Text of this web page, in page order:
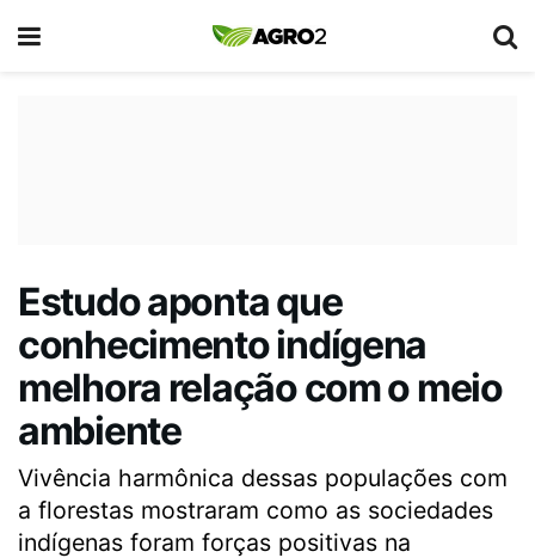
Estudo aponta que
conhecimento indígena
melhora relação com o meio
ambiente
Vivência harmônica dessas populações com
a florestas mostraram como as sociedades
indígenas foram forças positivas na